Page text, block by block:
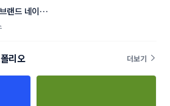
랜드 네이밍
리오 더보기